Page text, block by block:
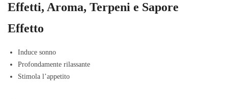
Effetti, Aroma, Terpeni e Sapore
Effetto
Induce sonno
Profondamente rilassante
Stimola l’appetito